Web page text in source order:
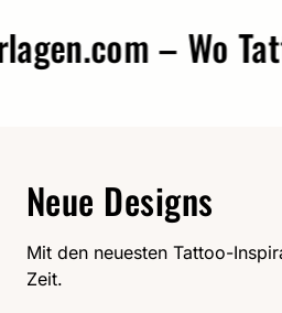
– Wo
Neue Designs
Mit den neuesten Tattoo-
Zeit.